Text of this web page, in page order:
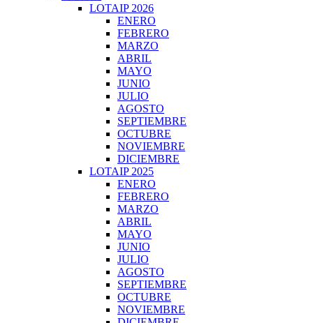
LOTAIP 2026
ENERO
FEBRERO
MARZO
ABRIL
MAYO
JUNIO
JULIO
AGOSTO
SEPTIEMBRE
OCTUBRE
NOVIEMBRE
DICIEMBRE
LOTAIP 2025
ENERO
FEBRERO
MARZO
ABRIL
MAYO
JUNIO
JULIO
AGOSTO
SEPTIEMBRE
OCTUBRE
NOVIEMBRE